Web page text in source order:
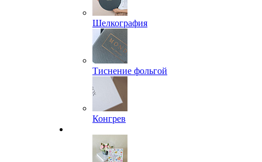
Шелкография
Тиснение фольгой
Конгрев